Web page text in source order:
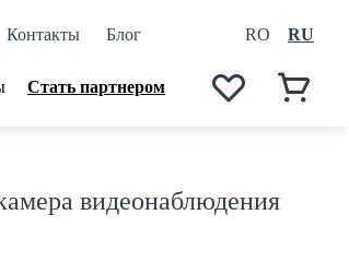
Контакты Блог RO RU
Стать партнером
видеонаблюдения